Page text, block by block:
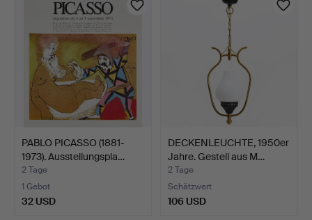
PABLO PICASSO (1881-
1973). Ausstellungspla…
2 Tage
1 Gebot
32 USD
DECKENLEUCHTE, 1950er
Jahre. Gestell aus M…
2 Tage
Schätzwert
106 USD